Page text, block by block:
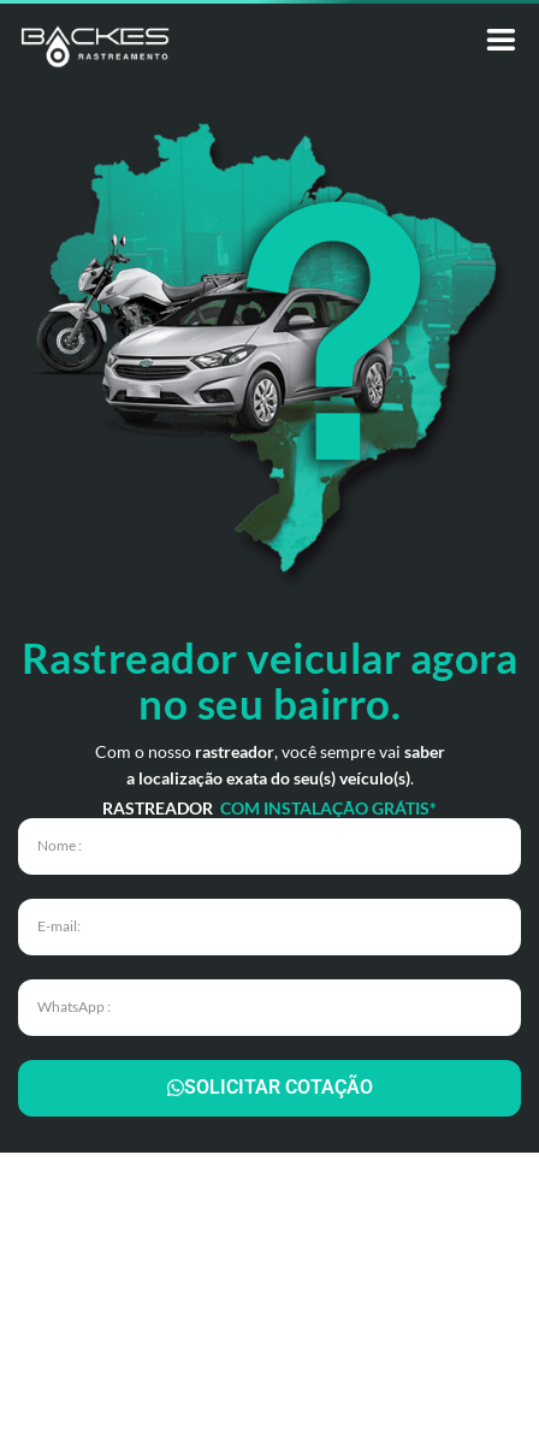
Rastreador veicular agora
no seu bairro.
Com o nosso rastreador, você sempre vai saber
a localização exata do seu(s) veículo(s).
RASTREADOR COM INSTALAÇÃO GRÁTIS*
SOLICITAR COTAÇÃO